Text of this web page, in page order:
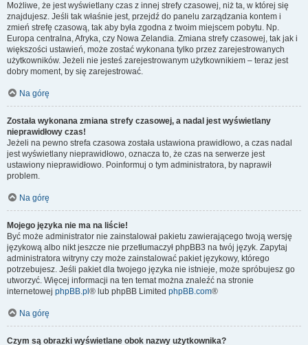
Możliwe, że jest wyświetlany czas z innej strefy czasowej, niż ta, w której się
znajdujesz. Jeśli tak właśnie jest, przejdź do panelu zarządzania kontem i
zmień strefę czasową, tak aby była zgodna z twoim miejscem pobytu. Np.
Europa centralna, Afryka, czy Nowa Zelandia. Zmiana strefy czasowej, tak jak i
większości ustawień, może zostać wykonana tylko przez zarejestrowanych
użytkowników. Jeżeli nie jesteś zarejestrowanym użytkownikiem – teraz jest
dobry moment, by się zarejestrować.
Na górę
Została wykonana zmiana strefy czasowej, a nadal jest wyświetlany
nieprawidłowy czas!
Jeżeli na pewno strefa czasowa została ustawiona prawidłowo, a czas nadal
jest wyświetlany nieprawidłowo, oznacza to, że czas na serwerze jest
ustawiony nieprawidłowo. Poinformuj o tym administratora, by naprawił
problem.
Na górę
Mojego języka nie ma na liście!
Być może administrator nie zainstalował pakietu zawierającego twoją wersję
językową albo nikt jeszcze nie przetłumaczył phpBB3 na twój język. Zapytaj
administratora witryny czy może zainstalować pakiet językowy, którego
potrzebujesz. Jeśli pakiet dla twojego języka nie istnieje, może spróbujesz go
utworzyć. Więcej informacji na ten temat można znaleźć na stronie
internetowej phpBB.pl ® lub phpBB Limited phpBB.com®
Na górę
Czym są obrazki wyświetlane obok nazwy użytkownika?